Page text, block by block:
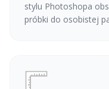
stylu Photoshopa
próbki do osobistej